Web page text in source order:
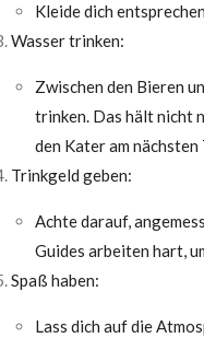
Kleide dich
Wasser trinken:
Zwischen den Bieren
trinken. Das hält nicht
den Kater am nächsten
Trinkgeld geben:
Achte darauf,
Guides arbeiten hart,
Spaß haben:
Lass dich auf die